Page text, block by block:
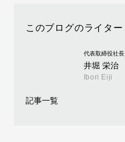
このブログのライター
代表取締役社長
井堀 栄治
Ibori Eiji
記事一覧